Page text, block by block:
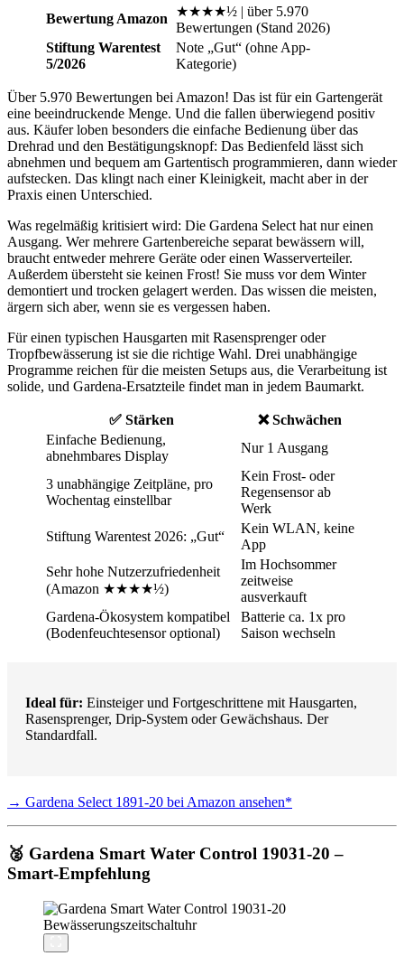
Bewertung Amazon
★★★★½ | über 5.970
Bewertungen (Stand 2026)
Stiftung Warentest
5/2026
Note „Gut“ (ohne App-
Kategorie)
Über 5.970 Bewertungen bei Amazon! Das ist für ein Gartengerät
eine beeindruckende Menge. Und die fallen überwiegend positiv
aus. Käufer loben besonders die einfache Bedienung über das
Drehrad und den Bestätigungsknopf: Das Bedienfeld lässt sich
abnehmen und bequem am Gartentisch programmieren, dann wieder
aufstecken. Das klingt nach einer Kleinigkeit, macht aber in der
Praxis einen Unterschied.
Was regelmäßig kritisiert wird: Die Gardena Select hat nur einen
Ausgang. Wer mehrere Gartenbereiche separat bewässern will,
braucht entweder mehrere Geräte oder einen Wasserverteiler.
Außerdem übersteht sie keinen Frost! Sie muss vor dem Winter
demontiert und trocken gelagert werden. Das wissen die meisten,
ärgern sich aber, wenn sie es vergessen haben.
Für einen typischen Hausgarten mit Rasensprenger oder
Tropfbewässerung ist sie die richtige Wahl. Drei unabhängige
Programme reichen für die meisten Setups aus, die Verarbeitung ist
solide, und Gardena-Ersatzteile findet man in jedem Baumarkt.
✅ Stärken
❌ Schwächen
Einfache Bedienung,
abnehmbares Display
Nur 1 Ausgang
3 unabhängige Zeitpläne, pro
Wochentag einstellbar
Kein Frost- oder
Regensensor ab
Werk
Stiftung Warentest 2026: „Gut“
Kein WLAN, keine
App
Sehr hohe Nutzerzufriedenheit
(Amazon ★★★★½)
Im Hochsommer
zeitweise
ausverkauft
Gardena-Ökosystem kompatibel
(Bodenfeuchtesensor optional)
Batterie ca. 1x pro
Saison wechseln
Ideal für: Einsteiger und Fortgeschrittene mit Hausgarten,
Rasensprenger, Drip-System oder Gewächshaus. Der
Standardfall.
→ Gardena Select 1891-20 bei Amazon ansehen*
🥈 Gardena Smart Water Control 19031-20 –
Smart-Empfehlung